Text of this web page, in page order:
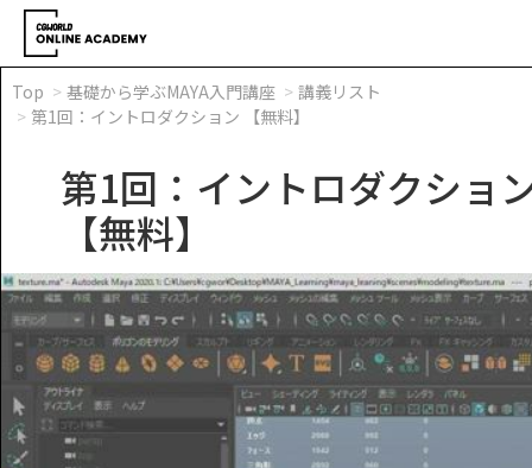
Top 基礎から学ぶMAYA入門講座
講義リスト
第1回：イントロダクション 【無料】
第1回：イントロダクショ
【無料】